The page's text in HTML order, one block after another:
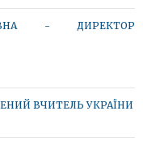
- ДИРЕКТОР
ВЧИТЕЛЬ УКРАЇНИ